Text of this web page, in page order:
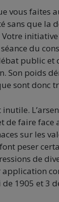
vous faites
sans que la
initiative
du
public et
Son poids
sont donc
inutile.
de faire face
sur les
peser
de
1905 et 3